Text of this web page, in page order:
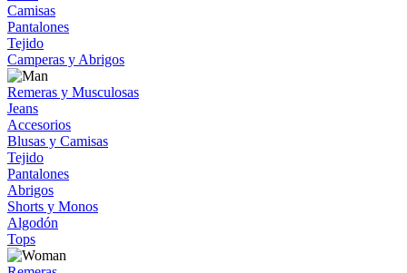
Camisas
Pantalones
Tejido
Camperas y Abrigos
Remeras y Musculosas
Jeans
Accesorios
Blusas y Camisas
Tejido
Pantalones
Abrigos
Shorts y Monos
Algodón
Tops